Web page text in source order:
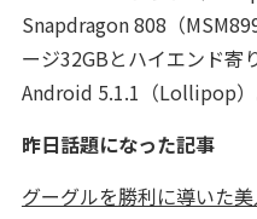
Snapdragon 808（
ージ32GBとハイエンド寄
Android 5.1.1（Lollipop）
昨日話題になった記事
グーグルを勝利に導いた